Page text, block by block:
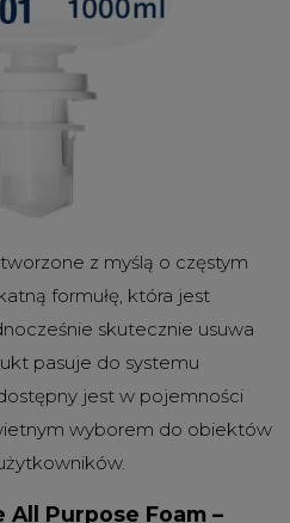
z myślą o częstym
formułę, która jest
skutecznie usuwa
pasuje do systemu
jest w pojemności
wyborem do obiektów
All Purpose Foam –